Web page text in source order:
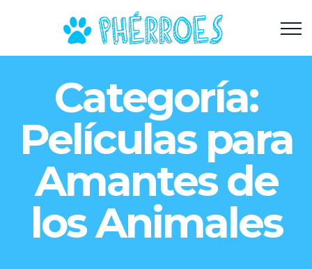
Categoría:
Películas para
Amantes de
los Animales